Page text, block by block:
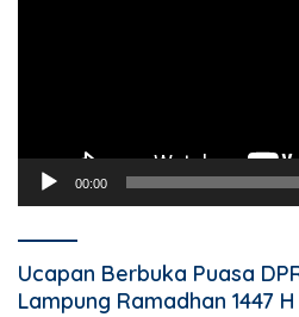
00:00
Ucapan Berbuka Puasa
Lampung Ramadhan 1447 H